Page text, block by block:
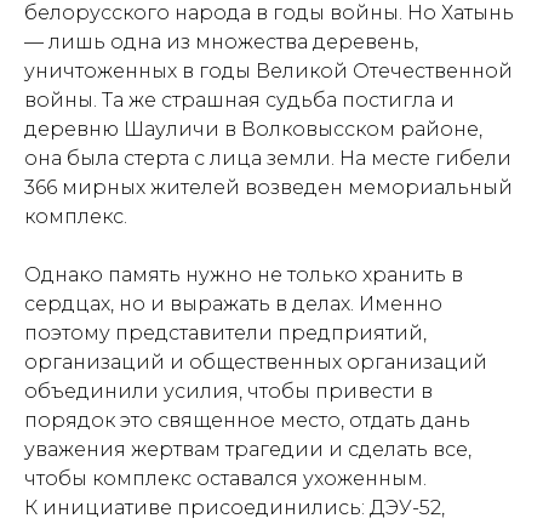
белорусского народа в годы войны. Но Хатынь
— лишь одна из множества деревень,
уничтоженных в годы Великой Отечественной
войны. Та же страшная судьба постигла и
деревню Шауличи в Волковысском районе,
она была стерта с лица земли. На месте гибели
366 мирных жителей возведен мемориальный
комплекс.
Однако память нужно не только хранить в
сердцах, но и выражать в делах. Именно
поэтому представители предприятий,
организаций и общественных организаций
объединили усилия, чтобы привести в
порядок это священное место, отдать дань
уважения жертвам трагедии и сделать все,
чтобы комплекс оставался ухоженным.
К инициативе присоединились: ДЭУ-52,